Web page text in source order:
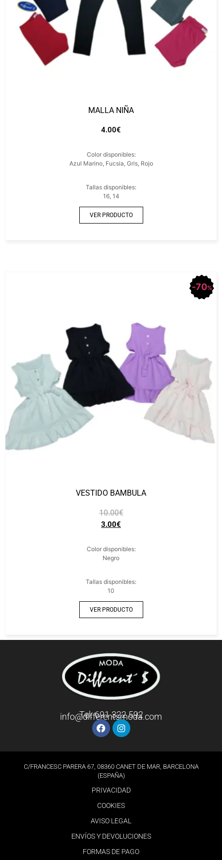
MALLA NIÑA
4.00€
Color disponibles:
Azul Marino, Fucsia, Gris, Rojo
Tallas disponibles:
16, 14
VER PRODUCTO
70%
VESTIDO BAMBULA
10.00€
3.00€
Color disponibles:
Negro
Tallas disponibles:
10
VER PRODUCTO
Tel: 691 322 592
info@differentsmoda.com
C/FRANCESC PARERA 67, 08360 CANET DE MAR, BARCELONA
(ESPAÑA)
PRIVACIDAD
COOKIES
AVISO LEGAL
ENVÍOS Y DEVOLUCIONES
FORMAS DE PAGO